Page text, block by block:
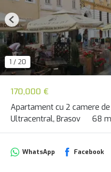
170,000 €
Apartament cu 2 camere
Ultracentral, Brasov
68
1 / 20
Previous
WhatsApp Facebook